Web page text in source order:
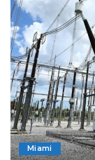
Miami